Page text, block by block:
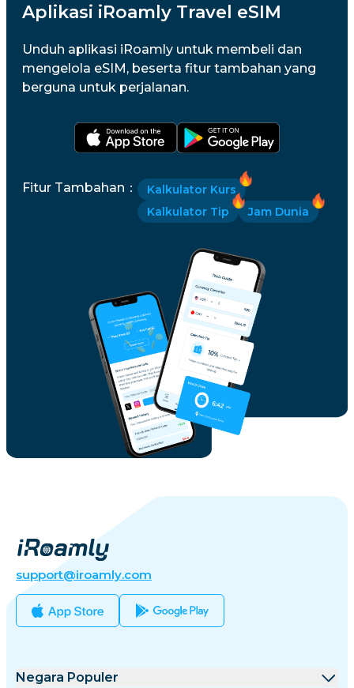
Aplikasi iRoamly Travel eSIM
Unduh aplikasi iRoamly untuk membeli dan
mengelola eSIM, beserta fitur tambahan yang
berguna untuk perjalanan.
Fitur Tambahan ：
Kalkulator Kurs
Kalkulator Tip
Jam Dunia
support@iroamly.com
Negara Populer